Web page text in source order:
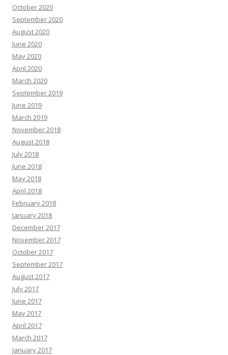
October 2020
September 2020
August 2020
June 2020
May 2020
April 2020
March 2020
September 2019
June 2019
March 2019
November 2018
August 2018
July 2018
June 2018
May 2018
April 2018
February 2018
January 2018
December 2017
November 2017
October 2017
September 2017
August 2017
July 2017
June 2017
May 2017
April 2017
March 2017
January 2017